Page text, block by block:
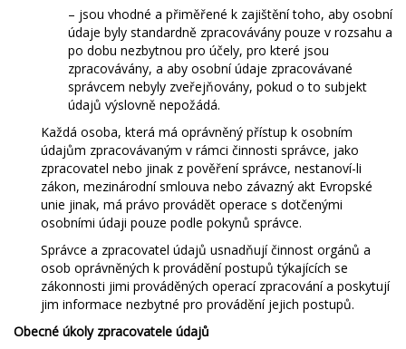
– jsou vhodné a přiměřené k zajištění toho, aby osobní
údaje byly standardně zpracovávány pouze v rozsahu a
po dobu nezbytnou pro účely, pro které jsou
zpracovávány, a aby osobní údaje zpracovávané
správcem nebyly zveřejňovány, pokud o to subjekt
údajů výslovně nepožádá.
Každá osoba, která má oprávněný přístup k osobním
údajům zpracovávaným v rámci činnosti správce, jako
zpracovatel nebo jinak z pověření správce, nestanoví-li
zákon, mezinárodní smlouva nebo závazný akt Evropské
unie jinak, má právo provádět operace s dotčenými
osobními údaji pouze podle pokynů správce.
Správce a zpracovatel údajů usnadňují činnost orgánů a
osob oprávněných k provádění postupů týkajících se
zákonnosti jimi prováděných operací zpracování a poskytují
jim informace nezbytné pro provádění jejich postupů.
Obecné úkoly zpracovatele údajů